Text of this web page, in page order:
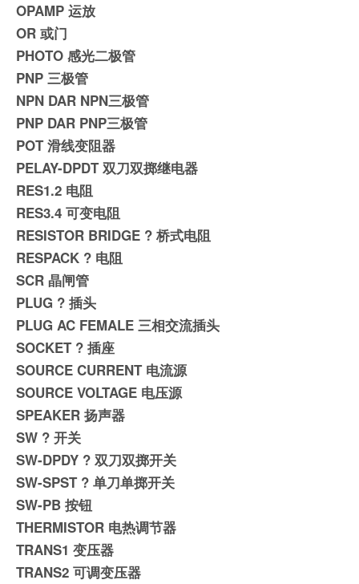
OPAMP 运放
OR 或门
PHOTO 感光二极管
PNP 三极管
NPN DAR NPN三极管
PNP DAR PNP三极管
POT 滑线变阻器
PELAY-DPDT 双刀双掷继电器
RES1.2 电阻
RES3.4 可变电阻
RESISTOR BRIDGE ? 桥式电阻
RESPACK ? 电阻
SCR 晶闸管
PLUG ? 插头
PLUG AC FEMALE 三相交流插头
SOCKET ? 插座
SOURCE CURRENT 电流源
SOURCE VOLTAGE 电压源
SPEAKER 扬声器
SW ? 开关
SW-DPDY ? 双刀双掷开关
SW-SPST ? 单刀单掷开关
SW-PB 按钮
THERMISTOR 电热调节器
TRANS1 变压器
TRANS2 可调变压器